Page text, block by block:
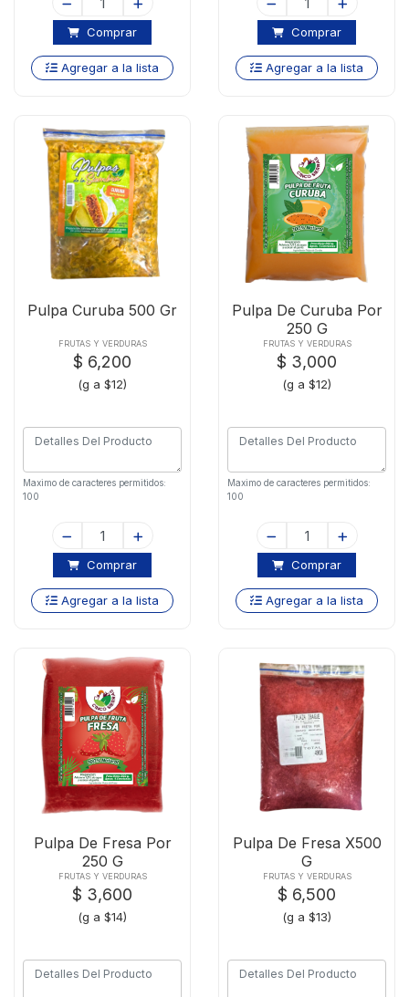
Comprar
Agregar a la lista
Comprar
Agregar a la lista
Pulpa Curuba 500 Gr
FRUTAS Y VERDURAS
$ 6,200
(g a $12)
Maximo de caracteres permitidos:
100
Comprar
Agregar a la lista
Pulpa De Curuba Por
250 G
FRUTAS Y VERDURAS
$ 3,000
(g a $12)
Maximo de caracteres permitidos:
100
Comprar
Agregar a la lista
Pulpa De Fresa Por
250 G
FRUTAS Y VERDURAS
$ 3,600
(g a $14)
Pulpa De Fresa X500
G
FRUTAS Y VERDURAS
$ 6,500
(g a $13)